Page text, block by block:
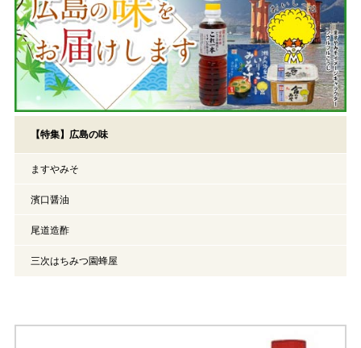
【特集】広島の味
ますやみそ
濱口醤油
尾道造酢
三次はちみつ園蜂屋